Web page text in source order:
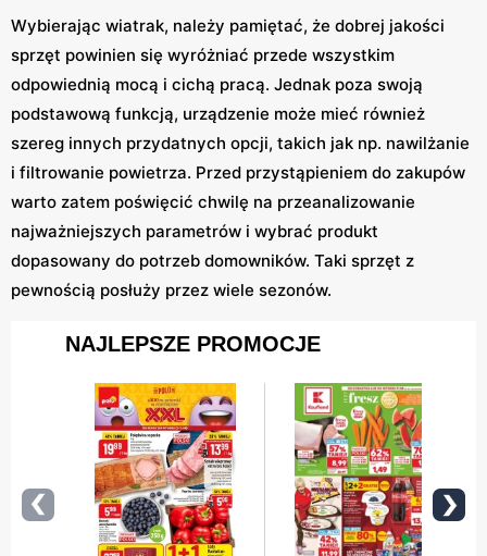
Wybierając wiatrak, należy pamiętać, że dobrej jakości
sprzęt powinien się wyróżniać przede wszystkim
odpowiednią mocą i cichą pracą. Jednak poza swoją
podstawową funkcją, urządzenie może mieć również
szereg innych przydatnych opcji, takich jak np. nawilżanie
i filtrowanie powietrza. Przed przystąpieniem do zakupów
warto zatem poświęcić chwilę na przeanalizowanie
najważniejszych parametrów i wybrać produkt
dopasowany do potrzeb domowników. Taki sprzęt z
pewnością posłuży przez wiele sezonów.